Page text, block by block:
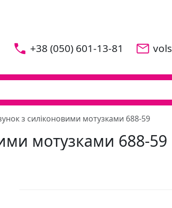
+38 (050) 601-13-81
з силіконовими мотузками 688-59
мотузками 688-59